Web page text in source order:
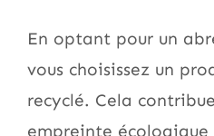
En optant pour un
vous choisissez un
recyclé. Cela
empreinte